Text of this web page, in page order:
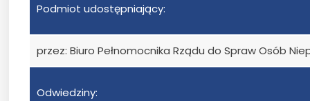
Podmiot udostępniający:
przez: Biuro Pełnomocnika Rządu do Spraw Osób
Odwiedziny: